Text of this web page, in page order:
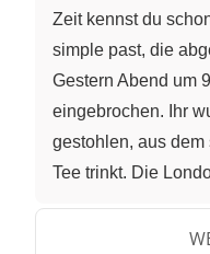
Zeit kennst du
simple past, die
Gestern Abend um
eingebrochen. Ihr
gestohlen, aus
Tee trinkt. Die
Verdächtige